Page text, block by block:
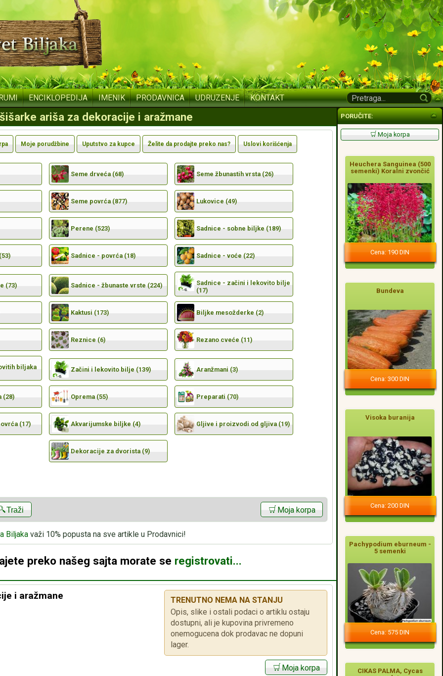
ENCIKLOPEDIJA IMENIK PRODAVNICA UDRUZENJE KONTAKT
šišarke ariša za dekoracije i aražmane
Moje porudžbine Uputstvo za kupce Želite da prodajte preko nas? Uslovi korišćenja
Seme drveća (68) Seme žbunastih vrsta (26)
Seme povrća (877) Lukovice (49)
Perene (523) Sadnice - sobne biljke (189)
Sadnice - povrća (18) Sadnice - voće (22)
(73) Sadnice - žbunaste vrste (224)
Sadnice - začini i lekovito bilje
(17)
Kaktusi (173) Biljke mesožderke (2)
Reznice (6) Rezano cveće (11)
biljaka
Začini i lekovito bilje (139) Aranžmani (3)
(28) Oprema (55) Preparati (70)
(17) Akvarijumske biljke (4) Gljive i proizvodi od gljiva (19)
Dekoracije za dvorista (9)
Traži Moja korpa
Biljaka važi 10% popusta na sve artikle u Prodavnici!
preko našeg sajta morate se registrovati...
i aražmane
TRENUTNO NEMA NA STANJU
Opis, slike i ostali podaci o artiklu ostaju
dostupni, ali je kupovina privremeno
onemogucena dok prodavac ne dopuni
lager.
Moja korpa
PORUČITE:
Moja korpa
Heuchera Sanguinea (500
semenki) Koralni zvončić
Cena: 190 DIN
Bundeva
Cena: 300 DIN
Visoka buranija
Cena: 200 DIN
Pachypodium eburneum -
5 semenki
Cena: 575 DIN
CIKAS PALMA, Cycas